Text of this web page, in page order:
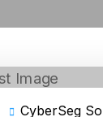
junioCyberSeg